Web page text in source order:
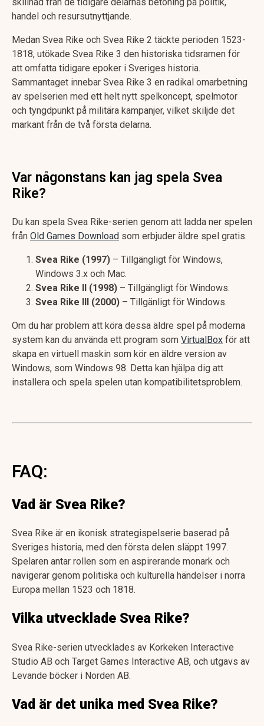
skillnad från de tidigare delarnas betoning på politik,
handel och resursutnyttjande.
Medan Svea Rike och Svea Rike 2 täckte perioden 1523-
1818, utökade Svea Rike 3 den historiska tidsramen för
att omfatta tidigare epoker i Sveriges historia.
Sammantaget innebar Svea Rike 3 en radikal omarbetning
av spelserien med ett helt nytt spelkoncept, spelmotor
och tyngdpunkt på militära kampanjer, vilket skiljde det
markant från de två första delarna.
Var någonstans kan jag spela Svea
Rike?
Du kan spela Svea Rike-serien genom att ladda ner spelen
från Old Games Download som erbjuder äldre spel gratis.
Svea Rike (1997) – Tillgängligt för Windows,
Windows 3.x och Mac.
Svea Rike II (1998) – Tillgängligt för Windows.
Svea Rike III (2000) – Tillgänligt för Windows.
Om du har problem att köra dessa äldre spel på moderna
system kan du använda ett program som VirtualBox för att
skapa en virtuell maskin som kör en äldre version av
Windows, som Windows 98. Detta kan hjälpa dig att
installera och spela spelen utan kompatibilitetsproblem​.
FAQ:
Vad är Svea Rike?
Svea Rike är en ikonisk strategispelserie baserad på
Sveriges historia, med den första delen släppt 1997.
Spelaren antar rollen som en aspirerande monark och
navigerar genom politiska och kulturella händelser i norra
Europa mellan 1523 och 1818.
Vilka utvecklade Svea Rike?
Svea Rike-serien utvecklades av Korkeken Interactive
Studio AB och Target Games Interactive AB, och utgavs av
Levande böcker i Norden AB.
Vad är det unika med Svea Rike?